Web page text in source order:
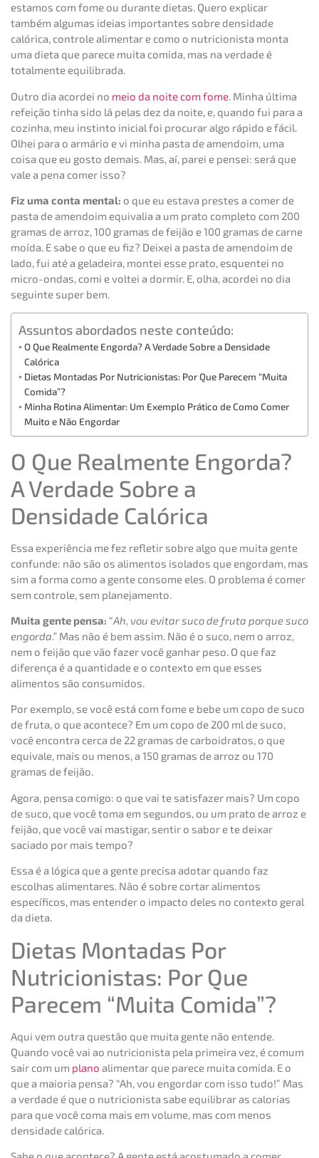
estamos com fome ou durante dietas. Quero explicar
também algumas ideias importantes sobre densidade
calórica, controle alimentar e como o nutricionista monta
uma dieta que parece muita comida, mas na verdade é
totalmente equilibrada.
Outro dia acordei no meio da noite com fome. Minha última
refeição tinha sido lá pelas dez da noite, e, quando fui para a
cozinha, meu instinto inicial foi procurar algo rápido e fácil.
Olhei para o armário e vi minha pasta de amendoim, uma
coisa que eu gosto demais. Mas, aí, parei e pensei: será que
vale a pena comer isso?
Fiz uma conta mental: o que eu estava prestes a comer de
pasta de amendoim equivalia a um prato completo com 200
gramas de arroz, 100 gramas de feijão e 100 gramas de carne
moída. E sabe o que eu fiz? Deixei a pasta de amendoim de
lado, fui até a geladeira, montei esse prato, esquentei no
micro-ondas, comi e voltei a dormir. E, olha, acordei no dia
seguinte super bem.
Assuntos abordados neste conteúdo:
O Que Realmente Engorda? A Verdade Sobre a Densidade
Calórica
Dietas Montadas Por Nutricionistas: Por Que Parecem “Muita
Comida”?
Minha Rotina Alimentar: Um Exemplo Prático de Como Comer
Muito e Não Engordar
O Que Realmente Engorda?
A Verdade Sobre a
Densidade Calórica
Essa experiência me fez refletir sobre algo que muita gente
confunde: não são os alimentos isolados que engordam, mas
sim a forma como a gente consome eles. O problema é comer
sem controle, sem planejamento.
Muita gente pensa: “Ah, vou evitar suco de fruta porque suco
engorda.” Mas não é bem assim. Não é o suco, nem o arroz,
nem o feijão que vão fazer você ganhar peso. O que faz
diferença é a quantidade e o contexto em que esses
alimentos são consumidos.
Por exemplo, se você está com fome e bebe um copo de suco
de fruta, o que acontece? Em um copo de 200 ml de suco,
você encontra cerca de 22 gramas de carboidratos, o que
equivale, mais ou menos, a 150 gramas de arroz ou 170
gramas de feijão.
Agora, pensa comigo: o que vai te satisfazer mais? Um copo
de suco, que você toma em segundos, ou um prato de arroz e
feijão, que você vai mastigar, sentir o sabor e te deixar
saciado por mais tempo?
Essa é a lógica que a gente precisa adotar quando faz
escolhas alimentares. Não é sobre cortar alimentos
específicos, mas entender o impacto deles no contexto geral
da dieta.
Dietas Montadas Por
Nutricionistas: Por Que
Parecem “Muita Comida”?
Aqui vem outra questão que muita gente não entende.
Quando você vai ao nutricionista pela primeira vez, é comum
sair com um plano alimentar que parece muita comida. E o
que a maioria pensa? “Ah, vou engordar com isso tudo!” Mas
a verdade é que o nutricionista sabe equilibrar as calorias
para que você coma mais em volume, mas com menos
densidade calórica.